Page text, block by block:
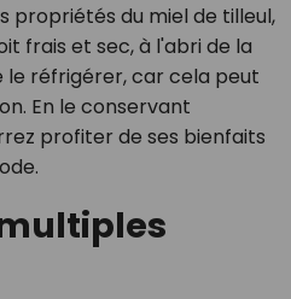
propriétés du miel de tilleul,
frais et sec, à l'abri de la
le réfrigérer, car cela peut
En le conservant
profiter de ses bienfaits